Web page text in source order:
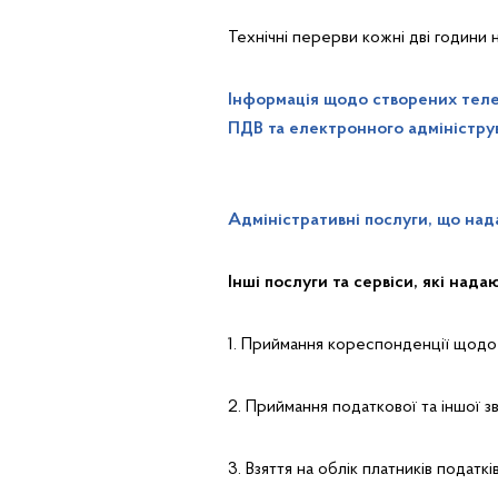
Технічні перерви кожні дві
Інформація щодо створених
ПДВ та електронного
Адміністративні послуги, що
Інші послуги та сервіси, які
1. Приймання кореспонденції щодо
2. Приймання податкової та іншої
3. Взяття на облік платників